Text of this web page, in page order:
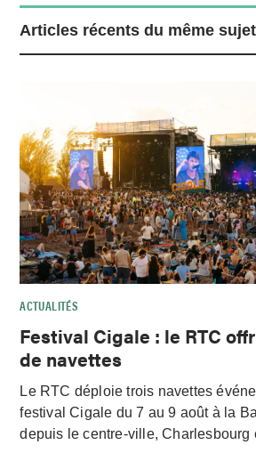
Articles récents du même sujet
ACTUALITÉS
Festival Cigale : le RTC
de navettes
Le RTC déploie trois navettes
festival Cigale du 7 au 9 août à la
depuis le centre-ville, Charlesbourg